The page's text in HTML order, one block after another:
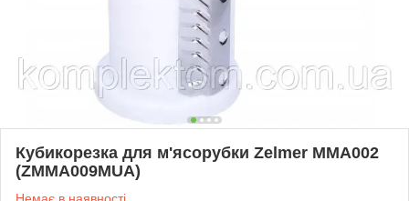
Кубикорезка для м'ясорубки Zelmer MMA002
(ZMMA009MUA)
Немає в наявності